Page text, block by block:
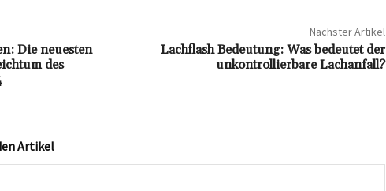
Die neuesten
des
Nächster Artikel
Lachflash Bedeutung: Was bedeutet der
unkontrollierbare Lachanfall?
Artikel